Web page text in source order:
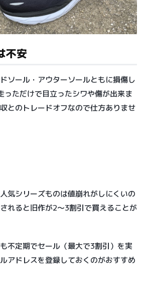
不安
ソール・アウターソールともに損傷し
っただけで目立ったシワや傷が出来ま
とのトレードオフなので仕方ありませ
気シリーズものは値崩れがしにくいの
れると旧作が2〜3割引で買えることが
不定期でセール（最大で3割引）を実
アドレスを登録しておくのがおすすめ